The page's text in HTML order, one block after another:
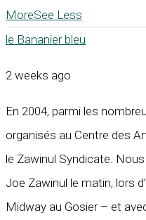
MoreSee Less
le Bananier bleu
2 weeks ago
En 2004, parmi les
organisés au Centre des
le Zawinul Syndicate.
Joe Zawinul le matin, lors
Midway au Gosier – et